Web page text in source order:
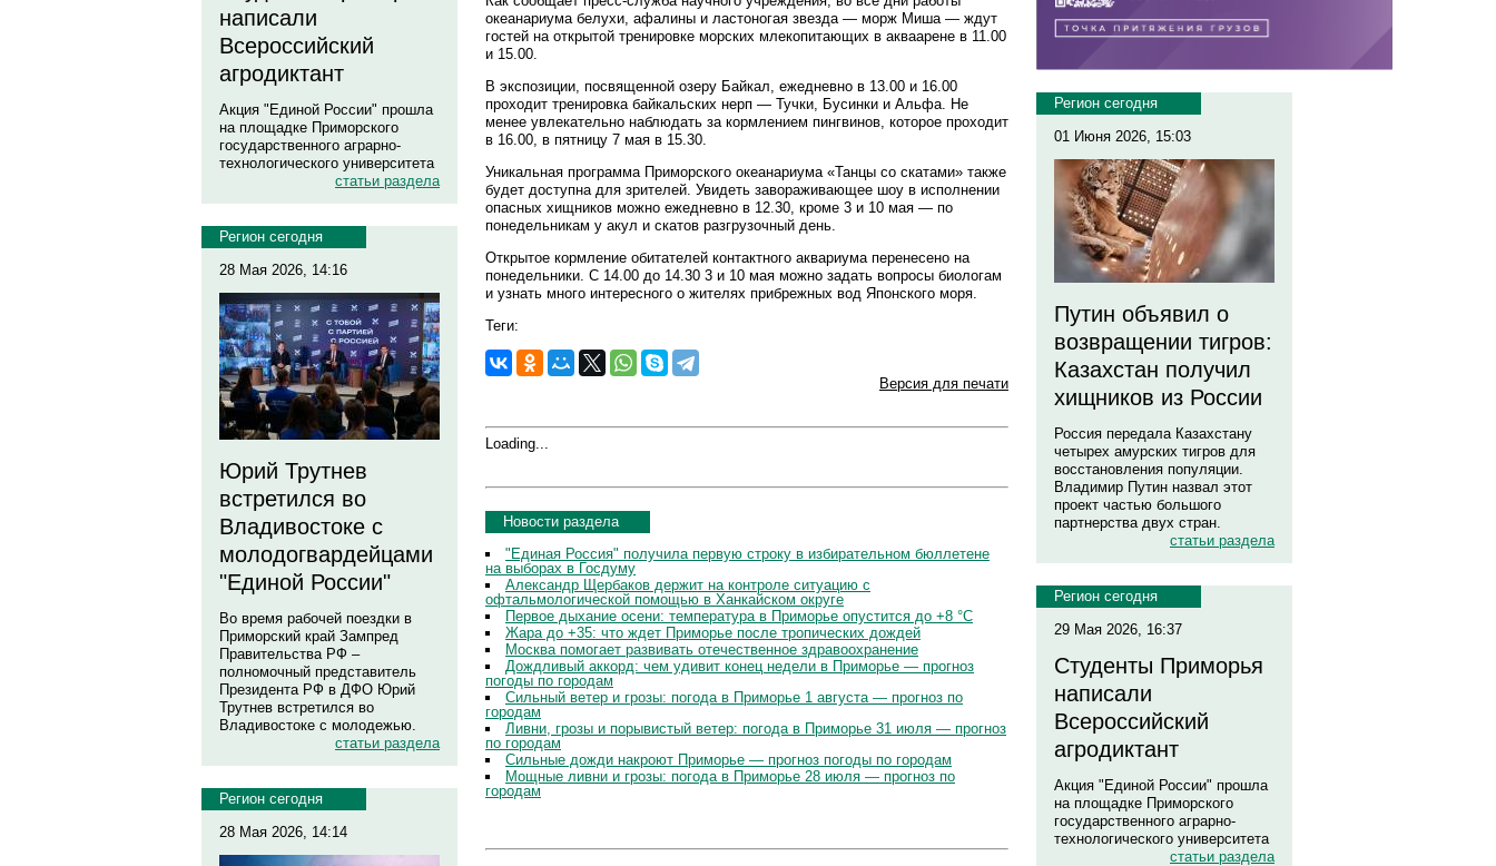
написали
Всероссийский
агродиктант
Акция "Единой России" прошла
на площадке Приморского
государственного аграрно-
технологического университета
статьи раздела
Регион сегодня
28 Мая 2026, 14:16
Юрий Трутнев
встретился во
Владивостоке с
молодогвардейцами
"Единой России"
Во время рабочей поездки в
Приморский край Зампред
Правительства РФ –
полномочный представитель
Президента РФ в ДФО Юрий
Трутнев встретился во
Владивостоке с молодежью.
статьи раздела
Регион сегодня
28 Мая 2026, 14:14
океанариума белухи, афалины и ластоногая звезда — морж Миша — ждут
гостей на открытой тренировке морских млекопитающих в акваарене в 11.00
и 15.00.
В экспозиции, посвященной озеру Байкал, ежедневно в 13.00 и 16.00
проходит тренировка байкальских нерп — Тучки, Бусинки и Альфа. Не
менее увлекательно наблюдать за кормлением пингвинов, которое проходит
в 16.00, в пятницу 7 мая в 15.30.
Уникальная программа Приморского океанариума «Танцы со скатами» также
будет доступна для зрителей. Увидеть завораживающее шоу в исполнении
опасных хищников можно ежедневно в 12.30, кроме 3 и 10 мая — по
понедельникам у акул и скатов разгрузочный день.
Открытое кормление обитателей контактного аквариума перенесено на
понедельники. С 14.00 до 14.30 3 и 10 мая можно задать вопросы биологам
и узнать много интересного о жителях прибрежных вод Японского моря.
Теги:
Версия для печати
Loading...
Новости раздела
"Единая Россия" получила первую строку в избирательном бюллетене
на выборах в Госдуму
Александр Щербаков держит на контроле ситуацию с
офтальмологической помощью в Ханкайском округе
Первое дыхание осени: температура в Приморье опустится до +8 °C
Жара до +35: что ждет Приморье после тропических дождей
Москва помогает развивать отечественное здравоохранение
Дождливый аккорд: чем удивит конец недели в Приморье — прогноз
погоды по городам
Сильный ветер и грозы: погода в Приморье 1 августа — прогноз по
городам
Ливни, грозы и порывистый ветер: погода в Приморье 31 июля — прогноз
по городам
Сильные дожди накроют Приморье — прогноз погоды по городам
Мощные ливни и грозы: погода в Приморье 28 июля — прогноз по
городам
Регион сегодня
01 Июня 2026, 15:03
Путин объявил о
возвращении тигров:
Казахстан получил
хищников из России
Россия передала Казахстану
четырех амурских тигров для
восстановления популяции.
Владимир Путин назвал этот
проект частью большого
партнерства двух стран.
статьи раздела
Регион сегодня
29 Мая 2026, 16:37
Студенты Приморья
написали
Всероссийский
агродиктант
Акция "Единой России" прошла
на площадке Приморского
государственного аграрно-
технологического университета
статьи раздела